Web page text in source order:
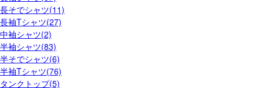
長そでシャツ(11)
長袖Tシャツ(27)
中袖シャツ(2)
半袖シャツ(83)
半そでシャツ(6)
半袖Tシャツ(76)
タンクトップ(5)